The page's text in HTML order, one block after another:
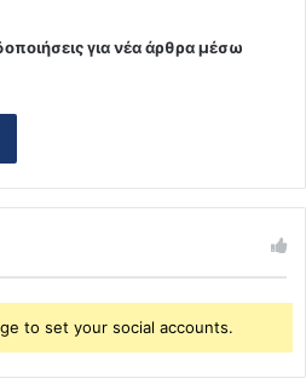
για νέα άρθρα μέσω
to set your social accounts.